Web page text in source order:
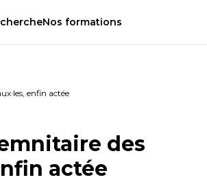
Nos formations
enfin actée
des
actée